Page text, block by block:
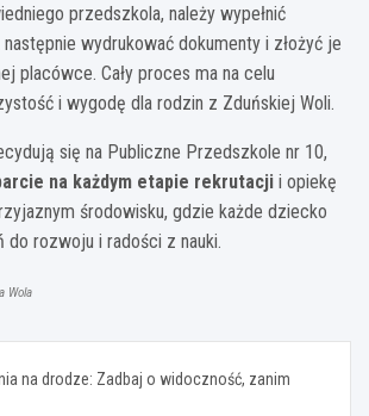
przedszkola, należy wypełnić
następnie wydrukować dokumenty i złożyć je
placówce. Cały proces ma na celu
i wygodę dla rodzin z Zduńskiej Woli.
się na Publiczne Przedszkole nr 10,
na każdym etapie rekrutacji i opiekę
środowisku, gdzie każde dziecko
rozwoju i radości z nauki.
Wola
na drodze: Zadbaj o widoczność, zanim